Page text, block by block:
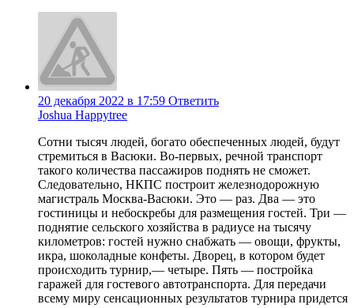
20 декабря 2022 в 17:59 Ответить
Joshua Happytree
Сотни тысяч людей, богато обеспеченных людей, будут
стремиться в Васюки. Во-первых, речной транспорт
такого количества пассажиров поднять не сможет.
Следовательно, НКПС построит железнодорожную
магистраль Москва-Васюки. Это — раз. Два — это
гостиницы и небоскребы для размещения гостей. Три —
поднятие сельского хозяйства в радиусе на тысячу
километров: гостей нужно снабжать — овощи, фрукты,
икра, шоколадные конфеты. Дворец, в котором будет
происходить турнир,— четыре. Пять — постройка
гаражей для гостевого автотранспорта. Для передачи
всему миру сенсационных результатов турнира придется